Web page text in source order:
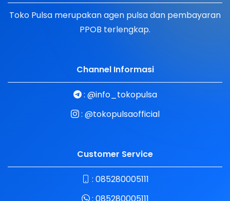
Toko Pulsa merupakan agen pulsa dan pembayaran
PPOB terlengkap.
Channel Informasi
: @info_tokopulsa
: @tokopulsaofficial
Customer Service
: 085280005111